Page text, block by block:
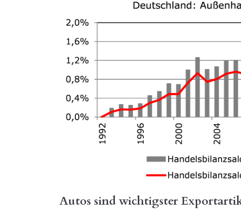
Autos sind wichtigster